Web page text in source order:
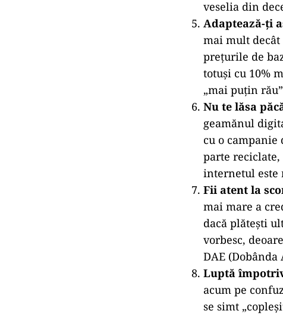
fi raritatea,
Retailerii știu
Este un
Ignoră
Yahoo
începutul lunii
evenimentelor
seama că
Evită
„cumpără
NerdWallet
Problema:
veselia din
Adaptează-ți
mai mult
prețurile de
totuși cu 10%
„mai puțin
Nu te lăsa